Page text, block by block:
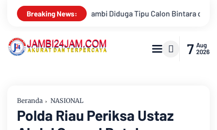
Breaking News:
Calon Bintara dengan Janji Kelulusan Konsisten Alirkan
7 Aug
2026
Beranda NASIONAL
Polda Riau Periksa Ustaz